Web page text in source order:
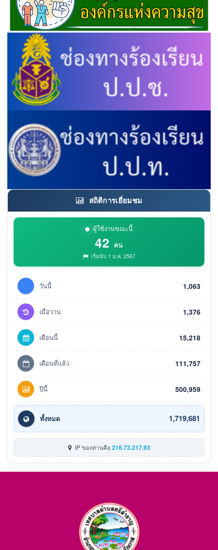
สถิติการเยี่ยมชม
ผู้ใช้งานขณะนี้
42 คน
เริ่มนับ 1 ม.ค. 2567
วันนี้ 1,063
เมื่อวาน 1,376
เดือนนี้ 15,218
เดือนที่แล้ว 111,757
ปีนี้ 500,959
ทั้งหมด 1,719,681
IP ของท่านคือ216.73.217.93